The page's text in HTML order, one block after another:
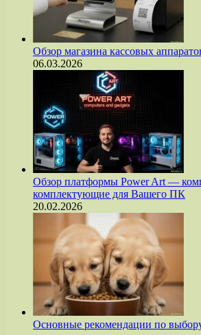
Обзор магазина кассовых
06.03.2026
Обзор платформы Power Art —
комплектующие для Вашего ПК
20.02.2026
Основные рекомендации по